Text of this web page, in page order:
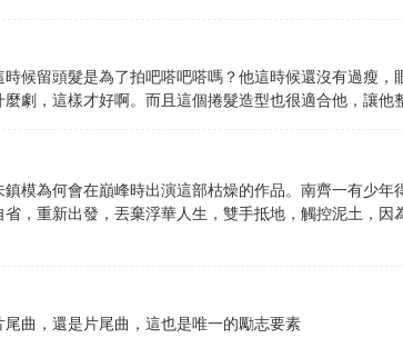
候留頭髮是為了拍吧嗒吧嗒嗎？他這時候還沒有過瘦
劇，這樣才好啊。而且這個捲髮造型也很適合他，讓他
模為何會在巔峰時出演這部枯燥的作品。南齊一有少
，重新出發，丟棄浮華人生，雙手抵地，觸控泥土，
曲，還是片尾曲，這也是唯一的勵志要素